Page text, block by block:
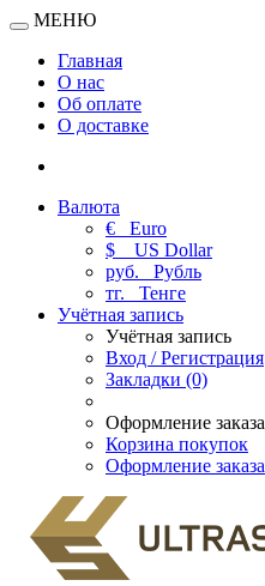
МЕНЮ
Главная
О нас
Об оплате
О доставке
Валюта
€ Euro
$
US Dollar
руб. Рубль
тг. Тенге
Учётная запись
Учётная запись
Вход / Регистрация
Закладки (0)
Оформление заказа
Корзина покупок
Оформление заказа